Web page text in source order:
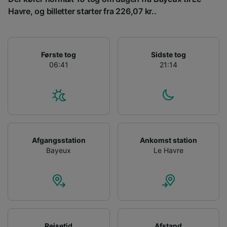
Havre, og billetter starter fra 226,07 kr..
Første tog
06:41
Sidste tog
21:14
Afgangsstation
Bayeux
Ankomst station
Le Havre
tjenester.